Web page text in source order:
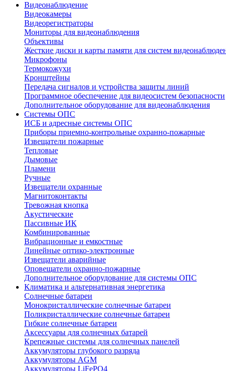
Видеонаблюдение
Видеокамеры
Видеорегистраторы
Мониторы для видеонаблюдения
Объективы
Жесткие диски и карты памяти для систем
Микрофоны
Термокожухи
Кронштейны
Передача сигналов и устройства защиты линий
Программное обеспечение для видеосистем безопасности
Дополнительное оборудование для видеонаблюдения
Системы ОПС
ИСБ и адресные системы ОПС
Приборы приемно-контрольные охранно-пожарные
Извещатели пожарные
Тепловые
Дымовые
Пламени
Ручные
Извещатели охранные
Магнитоконтакты
Тревожная кнопка
Акустические
Пассивные ИК
Комбинированные
Вибрационные и емкостные
Линейные оптико-электронные
Извещатели аварийные
Оповещатели охранно-пожарные
Дополнительное оборудование для системы ОПС
Климатика и альтернативная энергетика
Солнечные батареи
Монокристаллические солнечные батареи
Поликристаллические солнечные батареи
Гибкие солнечные батареи
Аксессуары для солнечных батарей
Крепежные системы для солнечных панелей
Аккумуляторы глубокого разряда
Аккумуляторы AGM
Аккумуляторы LiFePO4